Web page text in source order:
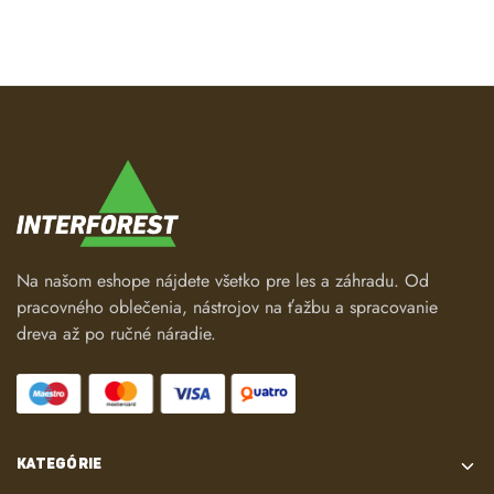
Tesnenia, skrutky a spojovací materiál
Tepelné štíty a chladiace plechy
Na našom eshope nájdete všetko pre les a záhradu. Od
pracovného oblečenia, nástrojov na ťažbu a spracovanie
dreva až po ručné náradie.
KATEGÓRIE